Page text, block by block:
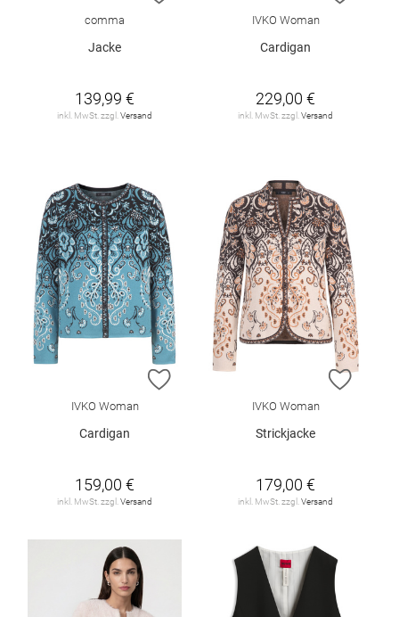
comma
Jacke
139,99 €
inkl. MwSt. zzgl.Versand
IVKO Woman
Cardigan
229,00 €
inkl. MwSt. zzgl.Versand
ZUR WUNSCHLISTE HINZUFÜGEN
IVKO Woman
Cardigan
159,00 €
inkl. MwSt. zzgl. Versand
ZUR
IVKO Woman
Strickjacke
179,00 €
inkl. MwSt. zzgl. Versand